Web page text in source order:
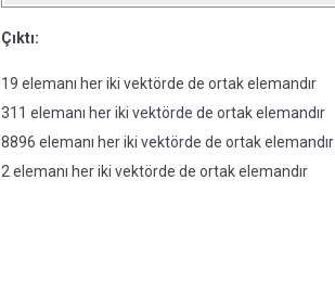
Çıktı:
19 elemanı her iki vektörde de ortak elemandır
311 elemanı her iki vektörde de ortak elemandır
8896 elemanı her iki vektörde de ortak elemandır
2 elemanı her iki vektörde de ortak elemandır